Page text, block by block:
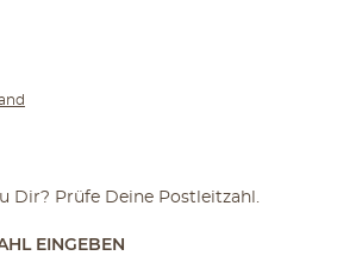
Dir? Prüfe Deine Postleitzahl.
EINGEBEN